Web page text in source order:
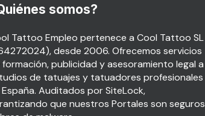
somos?
Tattoo Empleo pertenece a Cool Tattoo SL
desde 2006. Ofrecemos servicios
formación, publicidad y asesoramiento legal a
de tatuajes y tatuadores profesionales
Auditados por SiteLock,
que nuestros Portales son seguros